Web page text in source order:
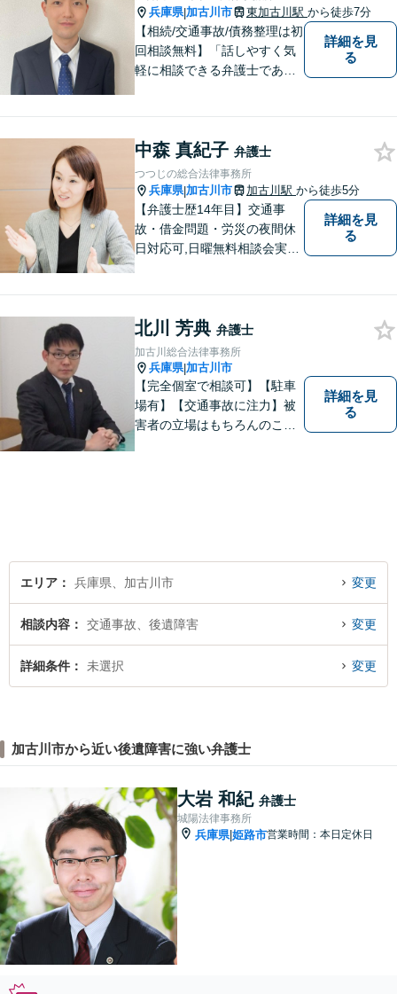
兵庫県|加古川市 東加古川駅 から徒歩7分
【相続/交通事故/債務整理は初
回相談無料】「話しやすく気
軽に相談できる弁護士である
歩7分】
詳細を見
る
中森 真紀子 弁護士
つつじの総合法律事務所
兵庫県|加古川市 加古川駅 から徒歩5分
【弁護士歴14年目】交通事
故・借金問題・労災の夜間休
日対応可,日曜無料相談会実施
詳細を見
る
北川 芳典 弁護士
加古川総合法律事務所
兵庫県|加古川市
【完全個室で相談可】【駐車
場有】【交通事故に注力】被
害者の立場はもちろんのこ
ご相談ください。
詳細を見
る
エリア 兵庫県、加古川市 変更
相談内容 交通事故、後遺障害 変更
詳細条件 未選択 変更
加古川市から近い後遺障害に強い弁護士
大岩 和紀 弁護士
城陽法律事務所
兵庫県|姫路市営業時間：本日定休日